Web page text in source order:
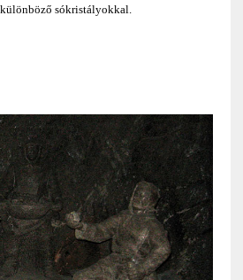
sókristályokkal.